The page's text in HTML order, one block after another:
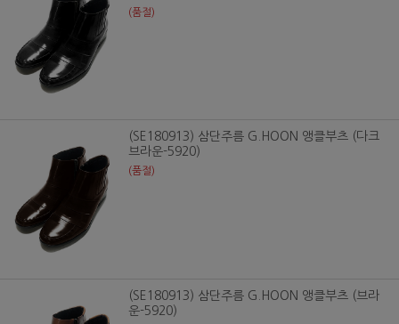
(품절)
(SE180913) 삼단주름 G.HOON 앵클부츠 (다크
브라운-5920)
(품절)
(SE180913) 삼단주름 G.HOON 앵클부츠 (브라
운-5920)